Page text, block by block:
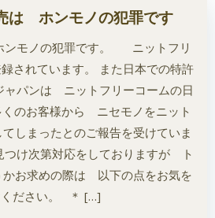
は ホンモノの犯罪です
ンモノの犯罪です。 ニットフリ
されています。 また日本での特許
ャパンは ニットフリーコームの日
のお客様から ニセモノをニット
しまったとのご報告を受けていま
け次第対応をしておりますが ト
お求めの際は 以下の点をお気を
ださい。 ＊ […]